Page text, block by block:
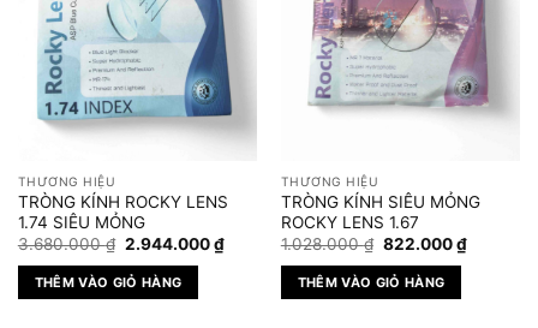
THƯƠNG HIỆU
TRÒNG KÍNH ROCKY LENS
1.74 SIÊU MỎNG
3.680.000₫ Giá
là:
3.680.000 ₫.
2.944.000₫Giá
hiện
2.944.000 ₫.
THÊM VÀO GIỎ HÀNG
THƯƠNG HIỆU
TRÒNG KÍNH SIÊU MỎNG
ROCKY LENS 1.67
1.028.000₫ Giá
là:
1.028.000 ₫.
822.000₫Giá
hiện
THÊM VÀO GIỎ HÀNG